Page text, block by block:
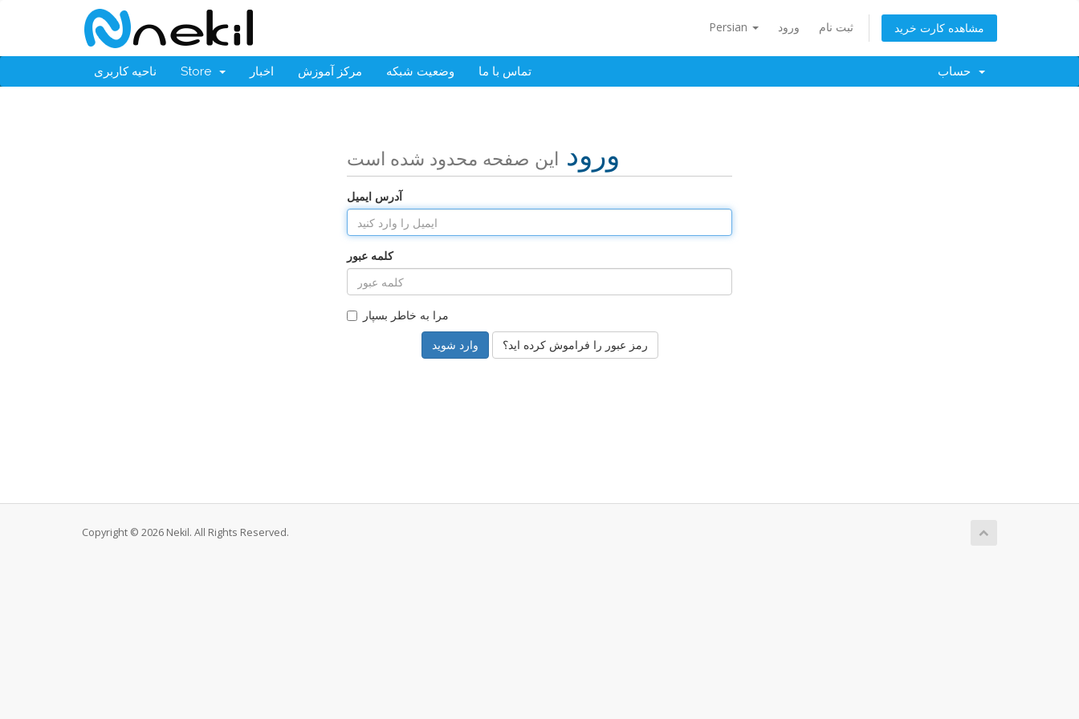
Persian ورود ثبت نام مشاهده کارت خرید
ناحیه کاربری Store اخبار مرکز آموزش وضعیت شبکه تماس با ما
ورود این صفحه محدود شده است
آدرس ایمیل
کلمه عبور
مرا به خاطر بسپار
رمز عبور را فراموش کرده اید؟
Copyright © 2026 Nekil. All Rights Reserved.